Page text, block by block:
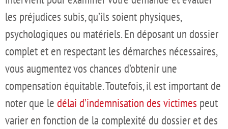
les préjudices subis, qu’ils soient physiques,
psychologiques ou matériels. En déposant un dossier
complet et en respectant les démarches nécessaires,
vous augmentez vos chances d’obtenir une
compensation équitable. Toutefois, il est important de
noter que le délai d’indemnisation des victimes peut
varier en fonction de la complexité du dossier et des